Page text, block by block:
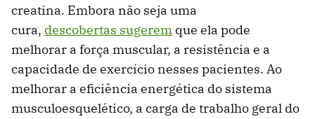
creatina. Embora não seja uma
cura, descobertas sugerem que ela pode
melhorar a força muscular, a resistência e a
capacidade de exercício nesses pacientes. Ao
melhorar a eficiência energética do sistema
musculoesquelético, a carga de trabalho geral do